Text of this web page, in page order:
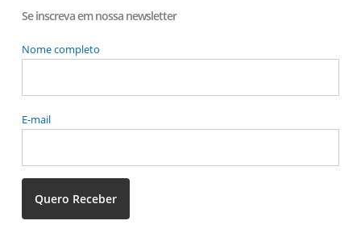
Se inscreva em nossa newsletter
Nome completo
E-mail